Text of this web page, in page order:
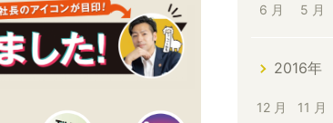
6 月 5 月
2016年
12 月 11 月